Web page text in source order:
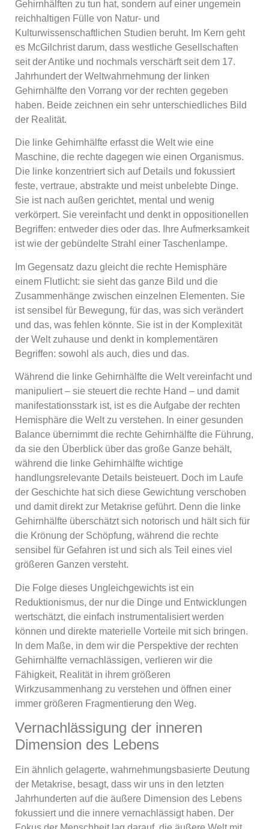
Gehirnhälften zu tun hat, sondern auf einer ungemein
reichhaltigen Fülle von Natur- und
Kulturwissenschaftlichen Studien beruht. Im Kern geht
es McGilchrist darum, dass westliche Gesellschaften
seit der Antike und nochmals verschärft seit dem 17.
Jahrhundert der Weltwahrnehmung der linken
Gehirnhälfte den Vorrang vor der rechten gegeben
haben. Beide zeichnen ein sehr unterschiedliches Bild
der Realität.
Die linke Gehirnhälfte erfasst die Welt wie eine
Maschine, die rechte dagegen wie einen Organismus.
Die linke konzentriert sich auf Details und fokussiert
feste, vertraue, abstrakte und meist unbelebte Dinge.
Sie ist nach außen gerichtet, mental und wenig
verkörpert. Sie vereinfacht und denkt in oppositionellen
Begriffen: entweder dies oder das. Ihre Aufmerksamkeit
ist wie der gebündelte Strahl einer Taschenlampe.
Im Gegensatz dazu gleicht die rechte Hemisphäre
einem Flutlicht: sie sieht das ganze Bild und die
Zusammenhänge zwischen einzelnen Elementen. Sie
ist sensibel für Bewegung, für das, was sich verändert
und das, was fehlen könnte. Sie ist in der Komplexität
der Welt zuhause und denkt in komplementären
Begriffen: sowohl als auch, dies und das.
Während die linke Gehirnhälfte die Welt vereinfacht und
manipuliert – sie steuert die rechte Hand – und damit
manifestationsstark ist, ist es die Aufgabe der rechten
Hemisphäre die Welt zu verstehen. In einer gesunden
Balance übernimmt die rechte Gehirnhälfte die Führung,
da sie den Überblick über das große Ganze behält,
während die linke Gehirnhälfte wichtige
handlungsrelevante Details beisteuert. Doch im Laufe
der Geschichte hat sich diese Gewichtung verschoben
und damit direkt zur Metakrise geführt. Denn die linke
Gehirnhälfte überschätzt sich notorisch und hält sich für
die Krönung der Schöpfung, während die rechte
sensibel für Gefahren ist und sich als Teil eines viel
größeren Ganzen versteht.
Die Folge dieses Ungleichgewichts ist ein
Reduktionismus, der nur die Dinge und Entwicklungen
wertschätzt, die einfach instrumentalisiert werden
können und direkte materielle Vorteile mit sich bringen.
In dem Maße, in dem wir die Perspektive der rechten
Gehirnhälfte vernachlässigen, verlieren wir die
Fähigkeit, Realität in ihrem größeren
Wirkzusammenhang zu verstehen und öffnen einer
immer größeren Fragmentierung den Weg.
Vernachlässigung der inneren
Dimension des Lebens
Ein ähnlich gelagerte, wahrnehmungsbasierte Deutung
der Metakrise, besagt, dass wir uns in den letzten
Jahrhunderten auf die äußere Dimension des Lebens
fokussiert und die innere vernachlässigt haben. Der